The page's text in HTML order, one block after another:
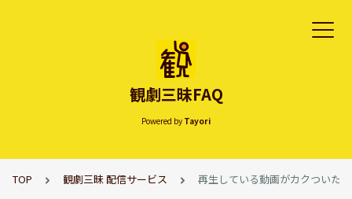
観劇三昧FAQ
Powered by Tayori
TOP 観劇三昧 配信サービス 再生している動画がカクついた